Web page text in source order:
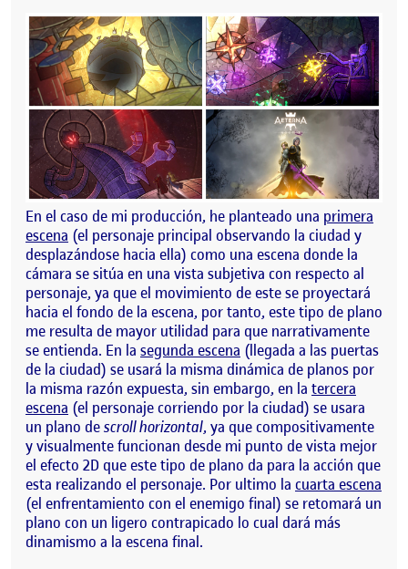
En el caso de mi producción, he planteado una primera
escena (el personaje principal observando la ciudad y
desplazándose hacia ella) como una escena donde la
cámara se sitúa en una vista subjetiva con respecto al
personaje, ya que el movimiento de este se proyectará
hacia el fondo de la escena, por tanto, este tipo de plano
me resulta de mayor utilidad para que narrativamente
se entienda. En la segunda escena (llegada a las puertas
de la ciudad) se usará la misma dinámica de planos por
la misma razón expuesta, sin embargo, en la tercera
escena (el personaje corriendo por la ciudad) se usara
un plano descroll horizontal, ya que compositivamente
y visualmente funcionan desde mi punto de vista mejor
el efecto 2D que este tipo de plano da para la acción que
esta realizando el personaje. Por ultimo la cuarta escena
(el enfrentamiento con el enemigo final) se retomará un
plano con un ligero contrapicado lo cual dará más
dinamismo a la escena final.